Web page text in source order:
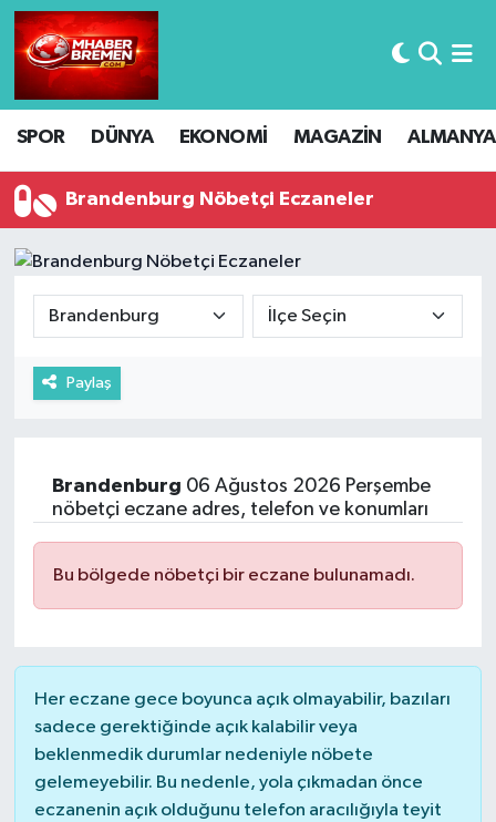
SPOR DÜNYA EKONOMİ MAGAZİN ALMANYA
Brandenburg Nöbetçi Eczaneler
Paylaş
Brandenburg 06 Ağustos 2026 Perşembe
nöbetçi eczane adres, telefon ve konumları
Bu bölgede nöbetçi bir eczane bulunamadı.
Her eczane gece boyunca açık olmayabilir, bazıları
sadece gerektiğinde açık kalabilir veya
beklenmedik durumlar nedeniyle nöbete
gelemeyebilir. Bu nedenle, yola çıkmadan önce
eczanenin açık olduğunu telefon aracılığıyla teyit
Hava Durumu
Trafik Durumu
Süper Lig Puan Durumu ve Fikstür
Tüm Manşetler
Son Dakika Haberleri
Haber Arşivi